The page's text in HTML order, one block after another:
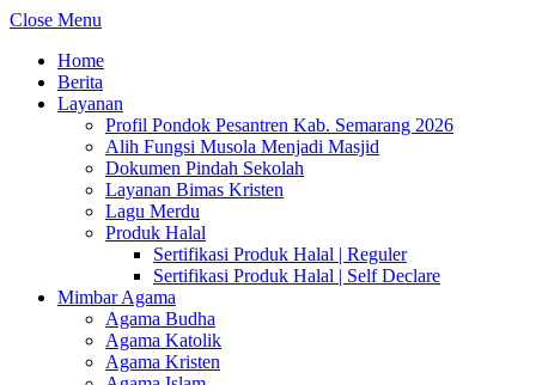
Close Menu
Home
Berita
Layanan
Profil Pondok Pesantren Kab. Semarang 2026
Alih Fungsi Musola Menjadi Masjid
Dokumen Pindah Sekolah
Layanan Bimas Kristen
Lagu Merdu
Produk Halal
Sertifikasi Produk Halal | Reguler
Sertifikasi Produk Halal | Self Declare
Mimbar Agama
Agama Budha
Agama Katolik
Agama Kristen